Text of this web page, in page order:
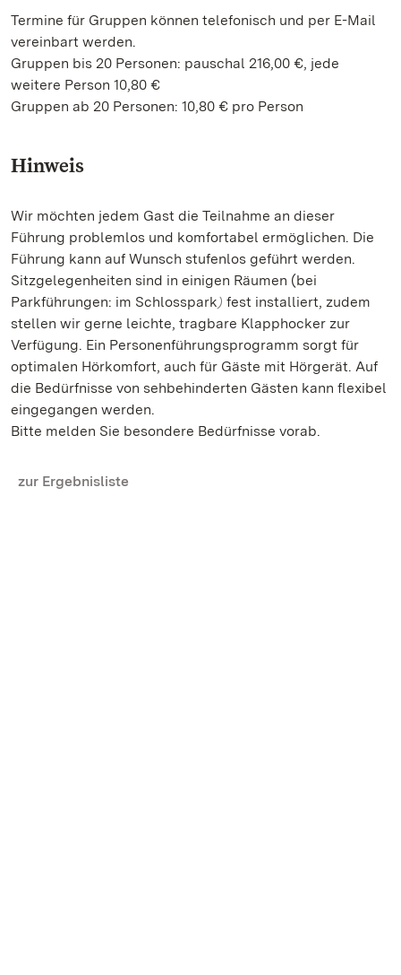
Termine für Gruppen können telefonisch und per E-Mail
vereinbart werden.
Gruppen bis 20 Personen: pauschal 216,00 €, jede
weitere Person 10,80 €
Gruppen ab 20 Personen: 10,80 € pro Person
Hinweis
Wir möchten jedem Gast die Teilnahme an dieser
Führung problemlos und komfortabel ermöglichen. Die
Führung kann auf Wunsch stufenlos geführt werden.
Sitzgelegenheiten sind in einigen Räumen (bei
Parkführungen: im Schlosspark) fest installiert, zudem
stellen wir gerne leichte, tragbare Klapphocker zur
Verfügung. Ein Personenführungsprogramm sorgt für
optimalen Hörkomfort, auch für Gäste mit Hörgerät. Auf
die Bedürfnisse von sehbehinderten Gästen kann flexibel
eingegangen werden.
Bitte melden Sie besondere Bedürfnisse vorab.
zur Ergebnisliste